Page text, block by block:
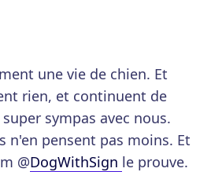
une vie de chien. Et
rien, et continuent de
sympas avec nous.
n'en pensent pas moins. Et
@DogWithSign le prouve.